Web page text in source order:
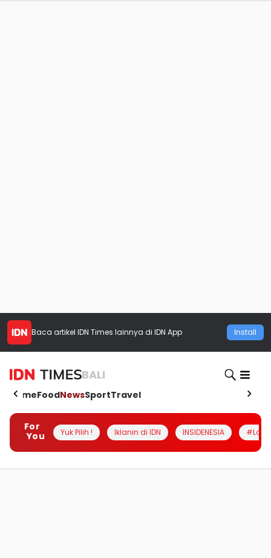
Baca artikel IDN Times lainnya di IDN App Install
BALI
HomeFoodNewsSportTravel
For
You
Yuk Pilih ! Iklanin di IDN INSIDENESIA